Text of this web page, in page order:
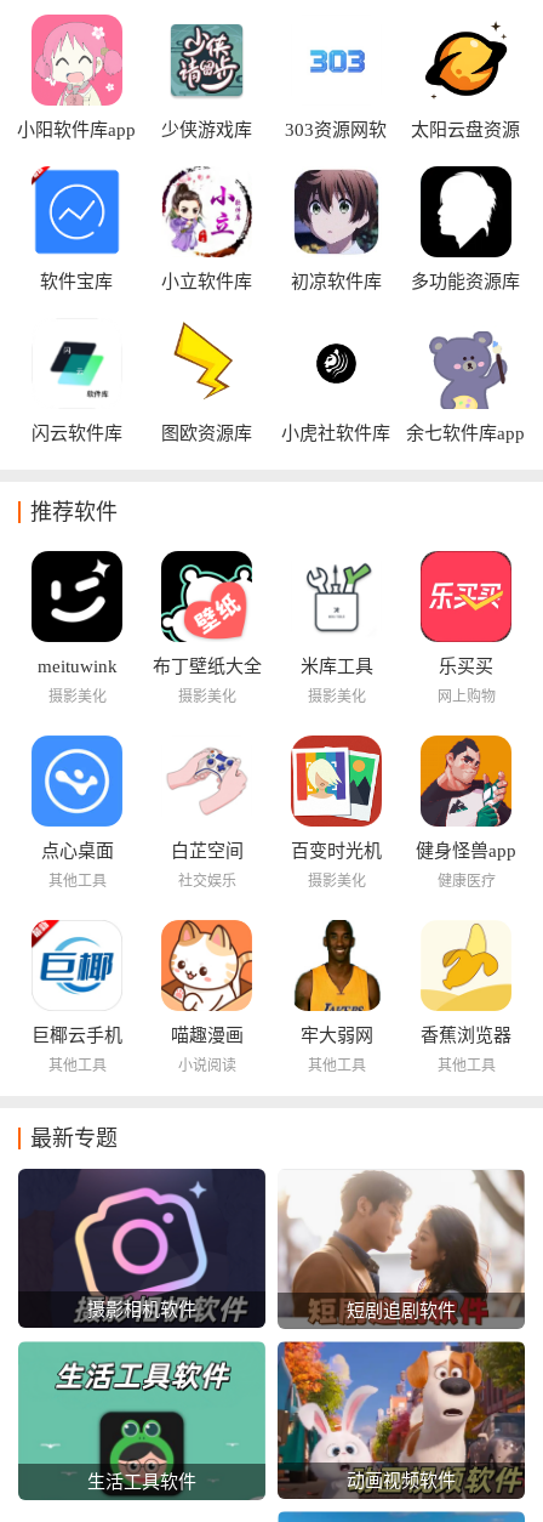
了各类的实用程序，不管是生活工具、学习应用还是娱乐游戏
都应有尽有，足以满足不同用户的多样化需求。这类软件的资
源更新还挺及时，其中包含了许多新颖、有趣甚至是一些小众
的软件都能找到，特别方便爱好者去发现和体验最新的应用。
用户可以通过简单的搜索快速去找到自己所需的软件。
小阳软件库app
少侠游戏库
303资源网软
太阳云盘资源
软件宝库 小立软件库 初凉软件库 多功能资源库
闪云软件库 图欧资源库
小虎社软件库
余七软件库app
推荐软件
meituwink
摄影美化
布丁壁纸大全
摄影美化
米库工具
摄影美化
乐买买
网上购物
点心桌面
其他工具
白芷空间
社交娱乐
百变时光机
摄影美化
健身怪兽app
健康医疗
巨椰云手机
其他工具
喵趣漫画
小说阅读
牢大弱网
其他工具
香蕉浏览器
其他工具
最新专题
摄影相机软件 短剧追剧软件
生活工具软件 动画视频软件